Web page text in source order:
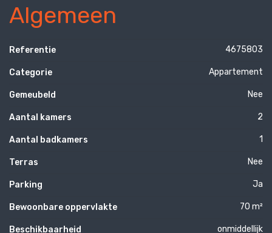
Algemeen
Referentie 4675803
Categorie Appartement
Gemeubeld Nee
Aantal kamers 2
Aantal badkamers 1
Terras Nee
Parking Ja
Bewoonbare oppervlakte 70 m²
Beschikbaarheid onmiddellijk